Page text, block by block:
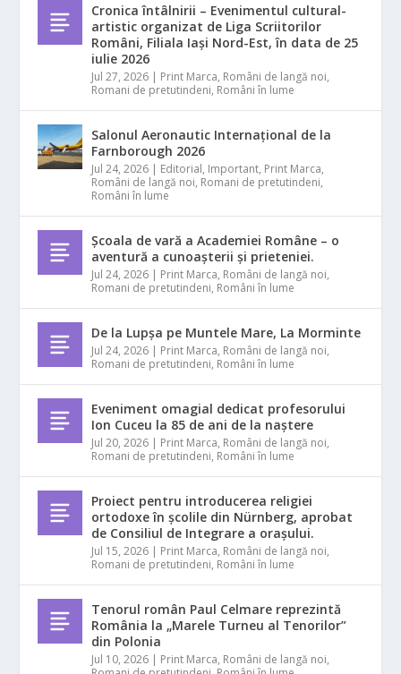
Cronica întâlnirii – Evenimentul cultural-
artistic organizat de Liga Scriitorilor
Români, Filiala Iași Nord-Est, în data de 25
iulie 2026
Jul 27, 2026 | Print Marca, Români de langă noi,
Romani de pretutindeni, Români în lume
Salonul Aeronautic Internațional de la
Farnborough 2026
Jul 24, 2026 | Editorial, Important, Print Marca,
Români de langă noi, Romani de pretutindeni,
Români în lume
Școala de vară a Academiei Române – o
aventură a cunoașterii și prieteniei.
Jul 24, 2026 | Print Marca, Români de langă noi,
Romani de pretutindeni, Români în lume
De la Lupșa pe Muntele Mare, La Morminte
Jul 24, 2026 | Print Marca, Români de langă noi,
Romani de pretutindeni, Români în lume
Eveniment omagial dedicat profesorului
Ion Cuceu la 85 de ani de la naștere
Jul 20, 2026 | Print Marca, Români de langă noi,
Romani de pretutindeni, Români în lume
Proiect pentru introducerea religiei
ortodoxe în școlile din Nürnberg, aprobat
de Consiliul de Integrare a orașului.
Jul 15, 2026 | Print Marca, Români de langă noi,
Romani de pretutindeni, Români în lume
Tenorul român Paul Celmare reprezintă
România la „Marele Turneu al Tenorilor”
din Polonia
Jul 10, 2026 | Print Marca, Români de langă noi,